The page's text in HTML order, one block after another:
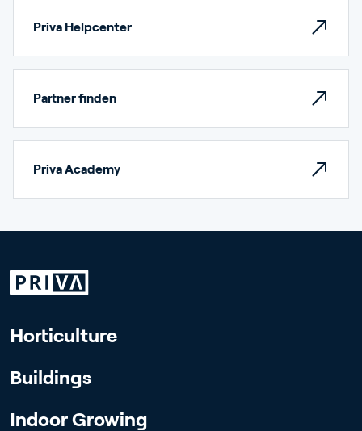
Priva Helpcenter
Partner finden
Priva Academy
Horticulture
Buildings
Indoor Growing